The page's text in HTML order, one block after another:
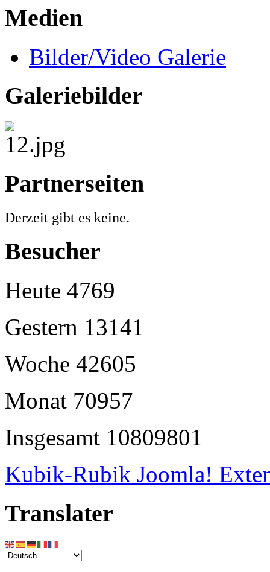
Medien
Bilder/Video Galerie
Galeriebilder
Partnerseiten
Derzeit gibt es keine.
Besucher
Heute 4769
Gestern 13141
Woche 42605
Monat 70957
Insgesamt 10809801
Kubik-Rubik Joomla!
Translater